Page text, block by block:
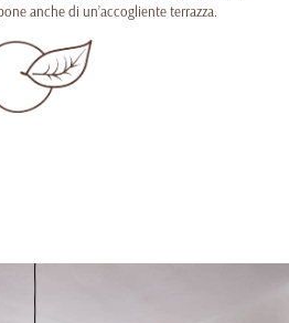
anche di un’accogliente terrazza.